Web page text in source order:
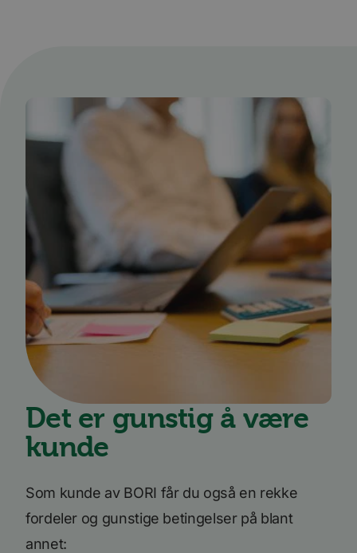
Det er gunstig å være
kunde
Som kunde av BORI får du også en rekke
fordeler og gunstige betingelser på blant
annet: